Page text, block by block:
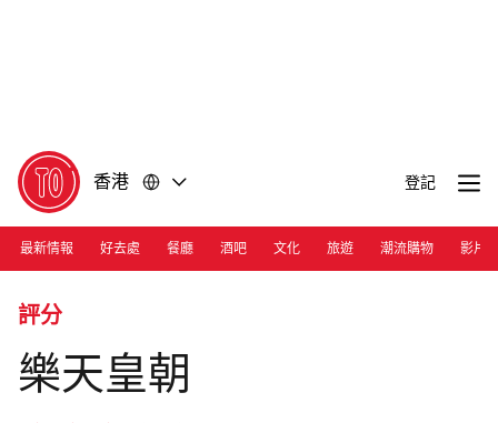
香港 登記
最新情報 好去處 餐廳 酒吧 文化 旅遊 潮流購物 影片
Photograph: Courtesy Paradise Group Hong Kong
評分
樂天皇朝